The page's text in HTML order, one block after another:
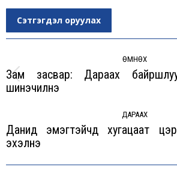
Сэтгэгдэл оруулах
navigation
ӨМНӨХ
Previous
Зам засвар: Дараах
шинэчилнэ
ДАРААХ
Next
Данид эмэгтэйчүүд хугацаат
эхэлнэ